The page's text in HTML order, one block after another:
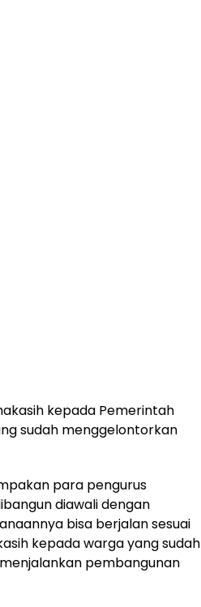
kepada Pemerintah
sudah menggelontorkan
para pengurus
diawali dengan
bisa berjalan sesuai
kepada warga yang sudah
pembangunan